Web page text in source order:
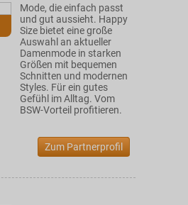
Mode, die einfach passt
und gut aussieht. Happy
Size bietet eine große
Auswahl an aktueller
Damenmode in starken
Größen mit bequemen
Schnitten und modernen
Styles. Für ein gutes
Gefühl im Alltag. Vom
BSW-Vorteil profitieren.
Zum Partnerprofil